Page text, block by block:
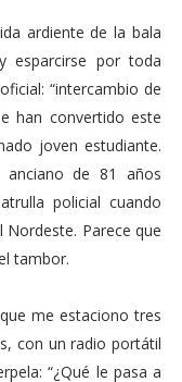
ardiente de la bala
esparcirse por toda
“intercambio de
han convertido este
joven estudiante.
de 81 años
policial cuando
Parece que
tambor.
me estaciono tres
con un radio portátil
“¿Qué le pasa a